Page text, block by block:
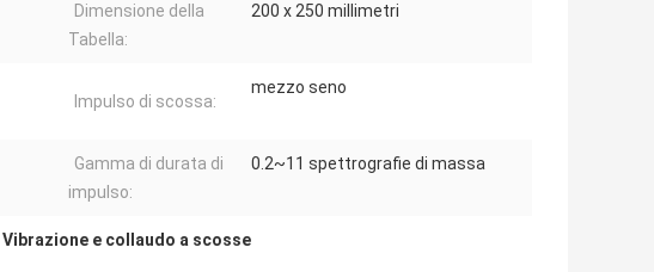
Dimensione della
Tabella:
200 x 250 millimetri
Impulso di scossa:
mezzo seno
Gamma di durata di
impulso:
0.2~11 spettrografie di massa
Vibrazione e collaudo a scosse